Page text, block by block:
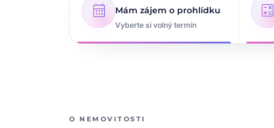
calendar_month Mám zájem o prohlídku
Vyberte si volný termín
calculate
O NEMOVITOSTI